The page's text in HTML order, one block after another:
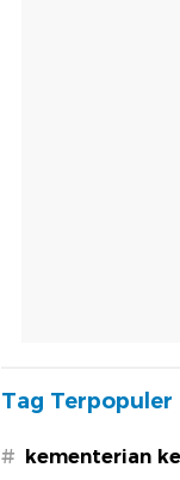
Tag Terpopuler
# kementerian